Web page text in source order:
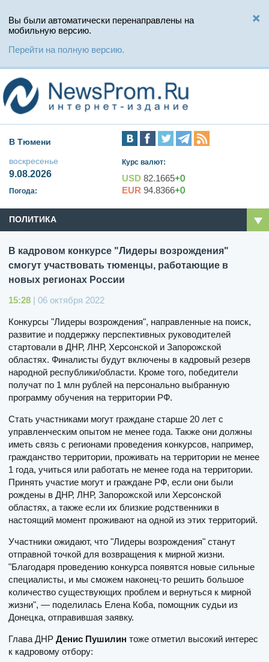
Вы были автоматически перенаправлены на
мобильную версию.
Перейти на полную версию.
В Тюмени
воскресенье
9.08.2026
Погода:
Курс валют:
USD 82.1665+0
EUR 94.8366+0
ПОЛИТИКА
В кадровом конкурсе "Лидеры возрождения"
смогут участвовать тюменцы, работающие в
новых регионах России
15:28 | 06 октября 2022
Конкурсы "Лидеры возрождения", направленные на поиск,
развитие и поддержку перспективных руководителей
стартовали в ДНР, ЛНР, Херсонской и Запорожской
областях. Финалисты будут включены в кадровый резерв
народной республики/области. Кроме того, победители
получат по 1 млн рублей на персонально выбранную
программу обучения на территории РФ.
Стать участниками могут граждане старше 20 лет с
управленческим опытом не менее года. Также они должны
иметь связь с регионами проведения конкурсов, например,
гражданство территории, проживать на территории не менее
1 года, учиться или работать не менее года на территории.
Принять участие могут и граждане РФ, если они были
рождены в ДНР, ЛНР, Запорожской или Херсонской
областях, а также если их близкие родственники в
настоящий момент проживают на одной из этих территорий.
Участники ожидают, что "Лидеры возрождения" станут
отправной точкой для возвращения к мирной жизни.
"Благодаря проведению конкурса появятся новые сильные
специалисты, и мы сможем наконец-то решить большое
количество существующих проблем и вернуться к мирной
жизни", — поделилась Елена Коба, помощник судьи из
Донецка, отправившая заявку.
Глава ДНР Денис Пушилин тоже отметил высокий интерес
к кадровому отбору: